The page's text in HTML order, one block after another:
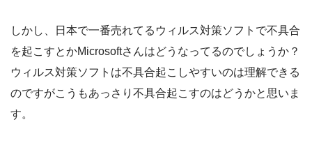
しかし、日本で一番売れてるウィルス対策ソフトで不具合
を起こすとかMicrosoftさんはどうなってるのでしょうか？
ウィルス対策ソフトは不具合起こしやすいのは理解できる
のですがこうもあっさり不具合起こすのはどうかと思いま
す。